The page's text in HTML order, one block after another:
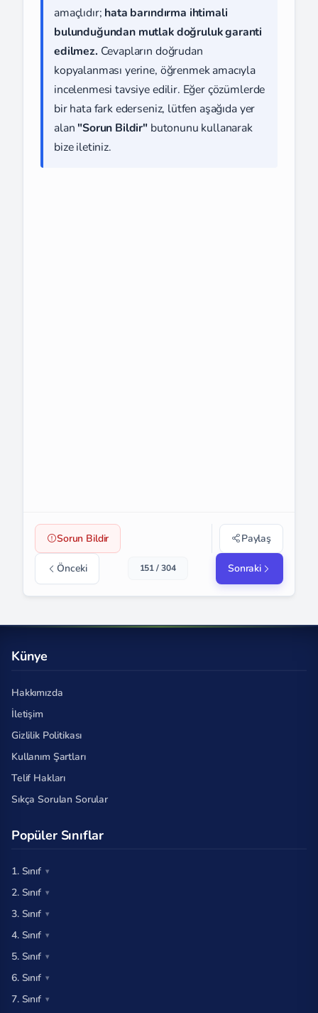
amaçlıdır; hata barındırma ihtimali
bulunduğundan mutlak doğruluk garanti
edilmez. Cevapların doğrudan
kopyalanması yerine, öğrenmek amacıyla
incelenmesi tavsiye edilir. Eğer çözümlerde
bir hata fark ederseniz, lütfen aşağıda yer
alan "Sorun Bildir" butonunu kullanarak
bize iletiniz.
Sorun Bildir Paylaş
Önceki 151 / 304 Sonraki
Künye
Hakkımızda
İletişim
Gizlilik Politikası
Kullanım Şartları
Telif Hakları
Sıkça Sorulan Sorular
Popüler Sınıflar
1. Sınıf
2. Sınıf
3. Sınıf
4. Sınıf
5. Sınıf
6. Sınıf
7. Sınıf